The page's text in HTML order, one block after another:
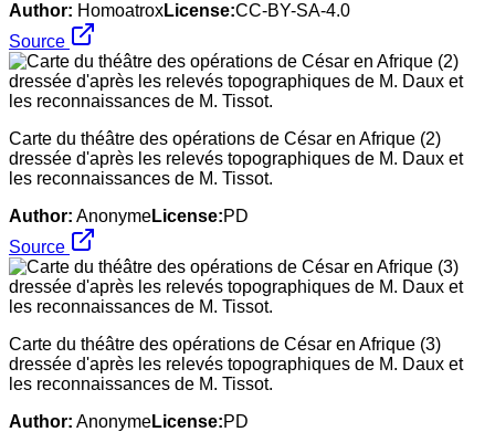
Author: HomoatroxLicense:CC-BY-SA-4.0
Source
Carte du théâtre des opérations de César en Afrique (2)
dressée d'après les relevés topographiques de M. Daux et
les reconnaissances de M. Tissot.
Author: AnonymeLicense:PD
Source
Carte du théâtre des opérations de César en Afrique (3)
dressée d'après les relevés topographiques de M. Daux et
les reconnaissances de M. Tissot.
Author: AnonymeLicense:PD